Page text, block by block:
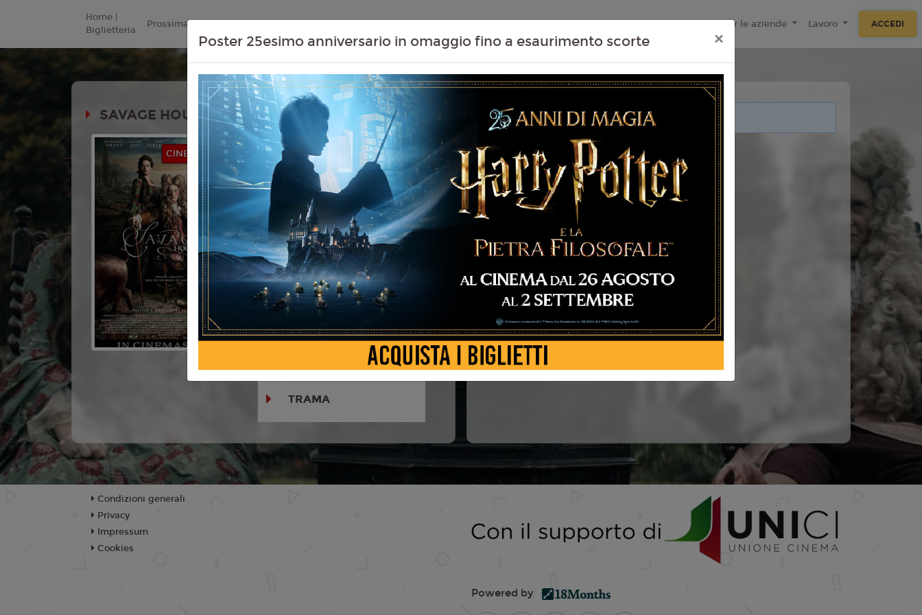
Home |
Biglietteria
Prossimamente Listino Prezzi Contenuti Extra Proiezioni Scolastiche Eventi Passati Tecnologie F.A.Q Per le aziende Lavoro ACCEDI
SAVAGE HOUSE
CINEMA IN FESTA
Durata: 113 min
Genere: Commedia, Dramma
Lingua:Italiano
Regia:Peter Glanz
Anno:2026
Con:Richard E. Grant, Claire Foy,
Griffiths, Kíla Lord Cassidy, Dominic
Charman, Michael Culkin, ...
TRAMA
Non ci sono spettacoli legati a questo evento.
Poster 25esimo anniversario in omaggio fino a esaurimento scorte ×
Condizioni generali
Privacy
Impressum
Cookies
Powered by